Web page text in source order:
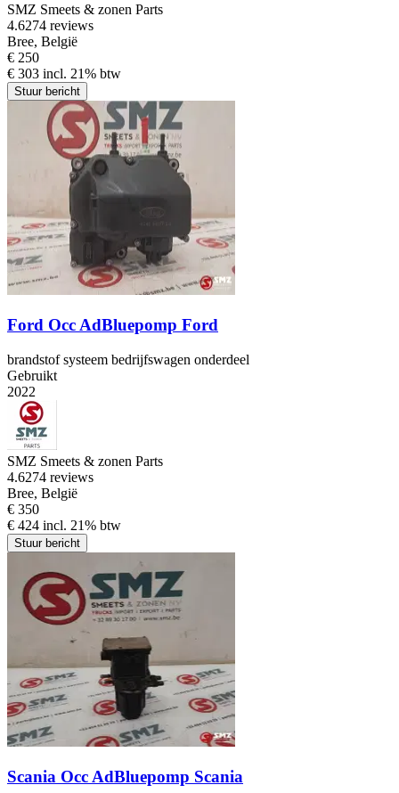
SMZ Smeets & zonen Parts
4.6274 reviews
Bree, België
€ 250
€ 303 incl. 21% btw
Stuur bericht
Ford Occ AdBluepomp Ford
brandstof systeem bedrijfswagen onderdeel
Gebruikt
2022
SMZ Smeets & zonen Parts
4.6274 reviews
Bree, België
€ 350
€ 424 incl. 21% btw
Stuur bericht
Scania Occ AdBluepomp Scania